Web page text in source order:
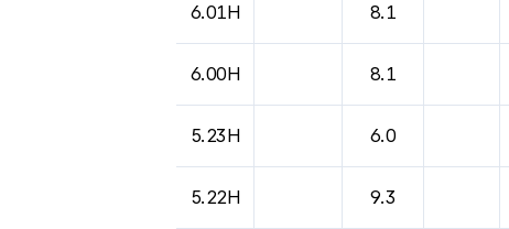
6.01H 8.1
6.00H 8.1
5.23H 6.0
5.22H 9.3